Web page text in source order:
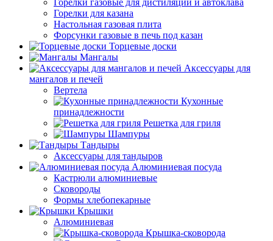
Горелки газовые для дистиляции и автоклава
Горелки для казана
Настольная газовая плита
Форсунки газовые в печь под казан
Торцевые доски
Мангалы
Аксессуары для
мангалов и печей
Вертела
Кухонные
принадлежности
Решетка для гриля
Шампуры
Тандыры
Аксессуары для тандыров
Алюминиевая посуда
Кастрюли алюминиевые
Сковороды
Формы хлебопекарные
Крышки
Алюминиевая
Крышка-сковорода